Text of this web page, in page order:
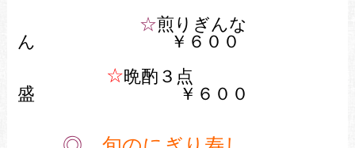
☆煎りぎんな
ん
￥６００
☆晩酌３点
盛 ￥６００